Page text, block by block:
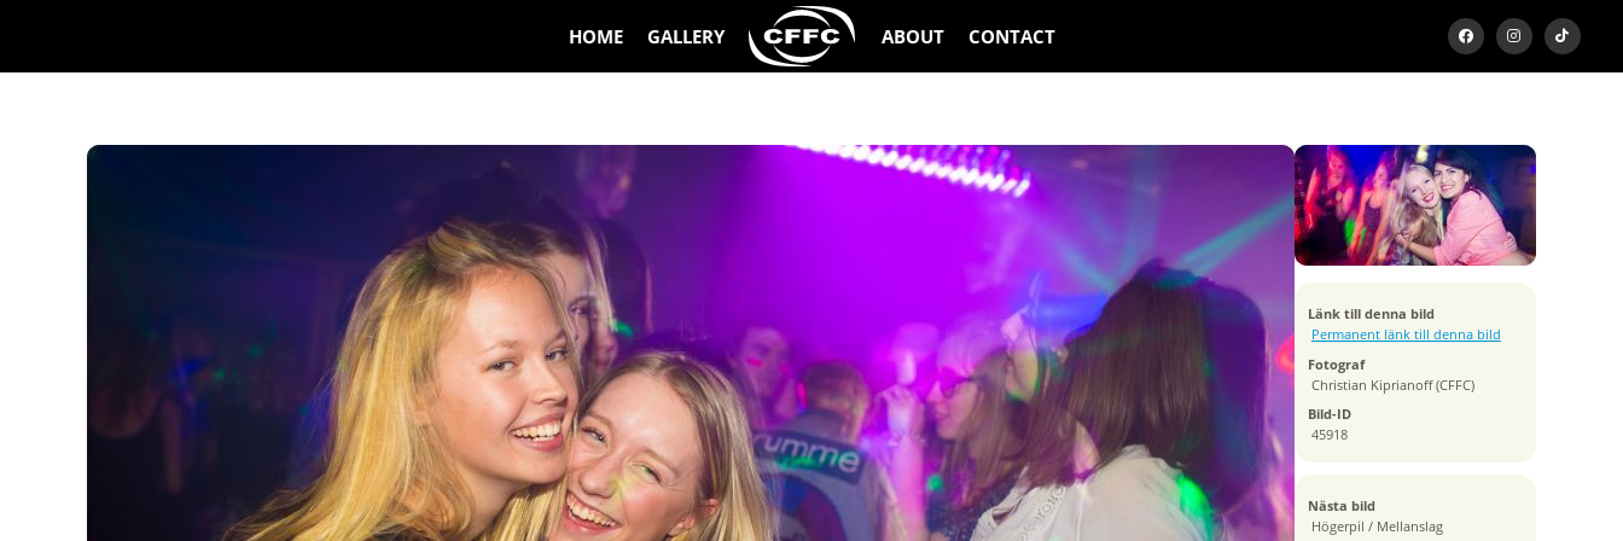
HOME GALLERY ABOUT CONTACT
Länk till denna bild
Permanent länk till denna bild
Fotograf
Christian Kiprianoff (CFFC)
Bild-ID
45918
Exponeringstid
3/10 sek
Bländare
f/2.8
Kamera
Tagen
2017:02:25 01:46:22
ISO
100
Brännvidd
35 mm
Nästa bild
Högerpil / Mellanslag